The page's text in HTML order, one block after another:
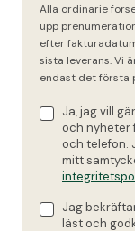
Alla ordinarie
upp
efter
sista leverans. Vi
endast det första
Ja, jag vill
och nyheter
och telefon.
mitt
Jag
läst och